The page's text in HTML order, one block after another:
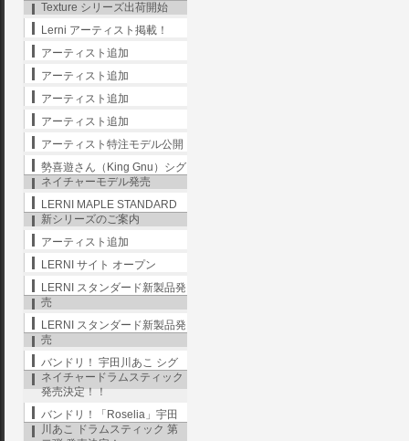
Texture シリーズ出荷開始
Lerni アーティスト掲載！
アーティスト追加
アーティスト追加
アーティスト追加
アーティスト追加
アーティスト特注モデル公開
勢喜遊さん（King Gnu）シグ
ネイチャーモデル発売
LERNI MAPLE STANDARD
新シリーズのご案内
アーティスト追加
LERNI サイト オープン
LERNI スタンダード新製品発
売
LERNI スタンダード新製品発
売
バンドリ！ 宇田川あこ シグ
ネイチャードラムスティック
発売決定！！
バンドリ！「Roselia」宇田
川あこ ドラムスティック 第